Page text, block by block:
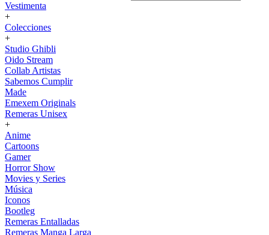
Vestimenta
+
Colecciones
+
Studio Ghibli
Oido Stream
Collab Artistas
Sabemos Cumplir
Made
Emexem Originals
Remeras Unisex
+
Anime
Cartoons
Gamer
Horror Show
Movies y Series
Música
Iconos
Bootleg
Remeras Entalladas
Remeras Manga Larga